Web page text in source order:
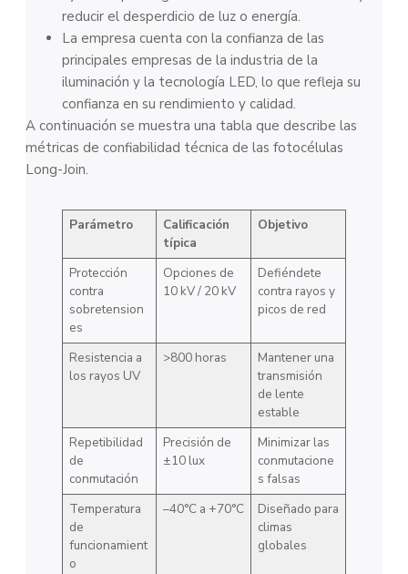
reducir el desperdicio de luz o energía.
La empresa cuenta con la confianza de las
principales empresas de la industria de la
iluminación y la tecnología LED, lo que refleja su
confianza en su rendimiento y calidad.
A continuación se muestra una tabla que describe las
métricas de confiabilidad técnica de las fotocélulas
Long-Join.
Parámetro
Calificación
típica
Objetivo
Protección
contra
sobretension
es
Opciones de
10 kV / 20 kV
Defiéndete
contra rayos y
picos de red
Resistencia a
los rayos UV
>800 horas
Mantener una
transmisión
de lente
estable
Repetibilidad
de
conmutación
Precisión de
±10 lux
Minimizar las
conmutacione
s falsas
Temperatura
de
funcionamient
o
–40°C a +70°C
Diseñado para
climas
globales